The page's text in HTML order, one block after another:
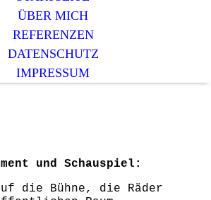
ÜBER MICH
REFERENZEN
DATENSCHUTZ
IMPRESSUM
und Schauspiel:
die Bühne, die Räder